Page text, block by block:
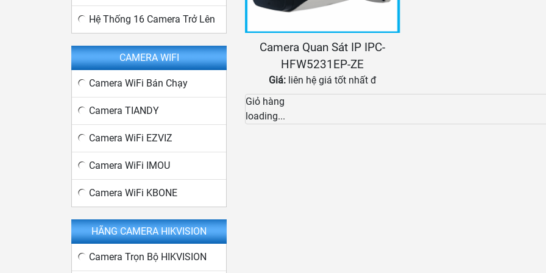
Camera Quan Sát IP IPC-
HFW5231EP-ZE
Giá: liên hệ giá tốt nhất đ
Giỏ hàng
loading...
Hệ Thống 16 Camera Trở Lên
CAMERA WIFI
Camera WiFi Bán Chạy
Camera TIANDY
Camera WiFi EZVIZ
Camera WiFi IMOU
Camera WiFi KBONE
HÃNG CAMERA HIKVISION
Camera Trọn Bộ HIKVISION